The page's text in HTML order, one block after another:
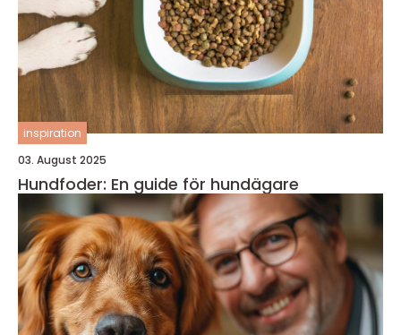
inspiration
03. August 2025
Hundfoder: En guide för hundägare